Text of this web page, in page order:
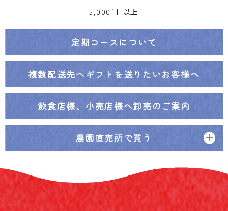
5,000円 以上
定期コースについて
複数配送先へギフトを送りたいお客様へ
飲食店様、小売店様へ卸売のご案内
農園直売所で買う